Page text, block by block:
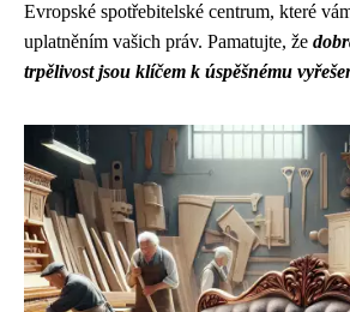
Evropské spotřebitelské centrum, které
uplatněním vašich práv. Pamatujte, že
trpělivost jsou klíčem k úspěšnému